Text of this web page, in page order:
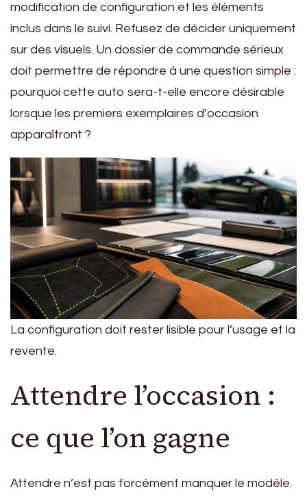
modification de configuration et les éléments
inclus dans le suivi. Refusez de décider uniquement
sur des visuels. Un dossier de commande sérieux
doit permettre de répondre à une question simple :
pourquoi cette auto sera-t-elle encore désirable
lorsque les premiers exemplaires d’occasion
apparaîtront ?
La configuration doit rester lisible pour l’usage et la
revente.
Attendre l’occasion :
ce que l’on gagne
Attendre n’est pas forcément manquer le modèle.